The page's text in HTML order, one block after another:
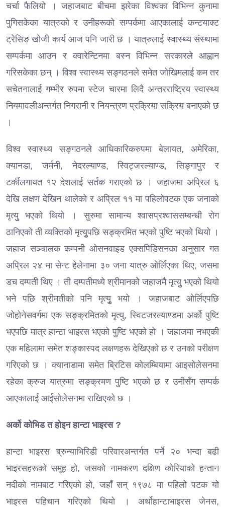
चर्चा फैलियो । जहाजबाट बीचमा झरेका विश्वका विभिन्न कुनामा
पुगिसकेका यात्रुको र उनीहरूको सम्पर्कमा आएकालाई कन्टयाक्ट
ट्रेसिङ खोजी कार्य आज पनि जारी छ । यात्रुलाई स्वास्थ्य संस्थामा
सम्पर्कमा आउन र क्वारेन्टिनमा बस्न विभिन्न सरकारले आह्वान
गरिसकेका छन् । विश्व स्वास्थ्य सङ्गठनले समेत जोखिमलाई कम तर
सचेतनालाई गम्भीर रुपमा स्टेज चारमा लिदै अन्तरराष्ट्रिय स्वास्थ्य
नियमावलीअन्तर्गत निगरानी र नियन्त्रण प्रक्रिया सक्रिय बनाएको छ
।
विश्व स्वास्थ्य सङ्गठनले आधिकारिकरुपमा बेलायत, अमेरिका,
क्यानडा, जर्मनी, नेदरल्याण्ड, स्विट्जरल्याण्ड, सिङ्गापुर र
टर्कीलगायत १२ देशलाई सर्तक गराएको छ । जहाजमा अप्रिल ६
देखि लक्षण देखिन थालेको र अप्रिल ११ मा पहिलोपटक एक जनाको
मृत्युु भएको थियो । सुरुमा सामान्य श्वासप्रश्वाससम्बन्धी रोग
ठानिएको ती व्यक्तिको मृत्युृपछि सङ्क्रमित भएको पुष्टि भएको थियो ।
जहाज सञ्चालक कम्पनी ओसनवाइड एक्सपिडिसनका अनुसार गत
अप्रिल २४ मा सेन्ट हेलेनामा ३० जना यात्रु ओर्लिएका थिए, जसमा
डच दम्पती थिए । ती दम्पतीमध्ये श्रीमानकोे जहाजमै मृत्युु भएको थियो
भने पछि श्रीमतीको पनि मृत्युृ भयो । जहाजबाट ओर्लिएपछि
जोहोनेसवर्गमा एक सङ्क्रमितको मृत्यु, स्विटजरल्याण्डमा अर्को पुष्टि
भएपछि मात्र हान्टा भाइरस भएको पुष्टि भएको हो । जहाजमा नभएकी
एक महिलामा समेत शङ्कास्पद लक्षणहरू देखिएको छ र उनको परीक्षण
गरिएको छ । क्यानाडामा समेत ब्रिटिस कोलम्बियामा आइसोलेसनमा
रहेका क्रुज यात्रुमा सङ्क्रमण पुष्टि भएको छ र उनीसँग सम्पर्क
आएकालाई आईसोलेसनमा राखिएको छ ।
अर्को कोभिड त होइन हान्टा भाइरस ?
हान्टा भाइरस ब्रुन्याभिरिडी परिवारअन्तर्गत पर्ने २० भन्दा बढी
भाइरसहरूको समूह हो, जसको नामकरण दक्षिण कोरियाको हन्तान
नदीको नामबाट गरिएको हो, जहाँ सन् १९७८ मा पहिलो पटक यो
भाइरस पहिचान गरिएको थियो । अर्थोहान्टाभाइरस जेनस,